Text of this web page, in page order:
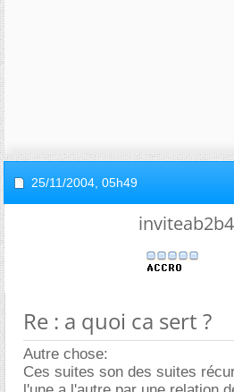
25/11/2004, 05h49
Re : a quoi ca sert ?
Autre chose:
Ces suites son des suites